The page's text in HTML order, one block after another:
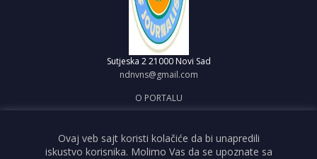
Sutjeska 2 21000 Novi Sad
ndnvns@gmail.com
O PORTALU
OBJAVI VEST
USLOVI KORIŠĆENJA
Ovaj veb sajt koristi kolačiće da bi unapredili
iskustvo korisnika. Molimo Vas da se upoznate sa